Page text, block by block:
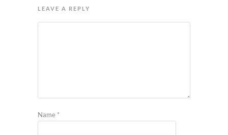
LEAVE A REPLY
Name *